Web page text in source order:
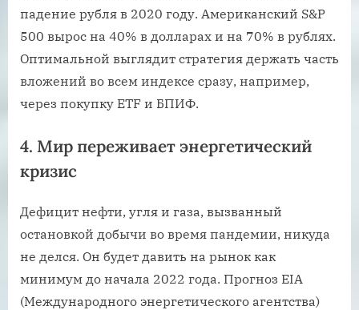
падение рубля в 2020 году. Американский S&P
500 вырос на 40% в долларах и на 70% в рублях.
Оптимальной выглядит стратегия держать часть
вложений во всем индексе сразу, например,
через покупку ETF и БПИФ.
4. Мир переживает энергетический
кризис
Дефицит нефти, угля и газа, вызванный
остановкой добычи во время пандемии, никуда
не делся. Он будет давить на рынок как
минимум до начала 2022 года. Прогноз EIA
(Международного энергетического агентства)